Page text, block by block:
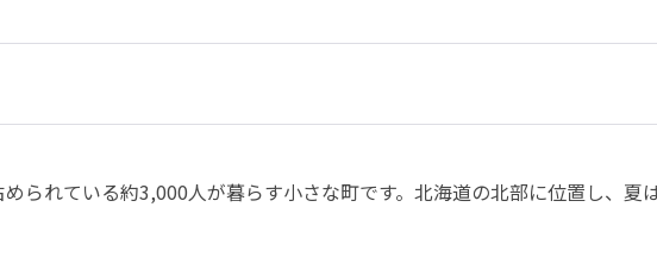
られている約3,000人が暮らす小さな町です。北海道の北部に位置し、夏